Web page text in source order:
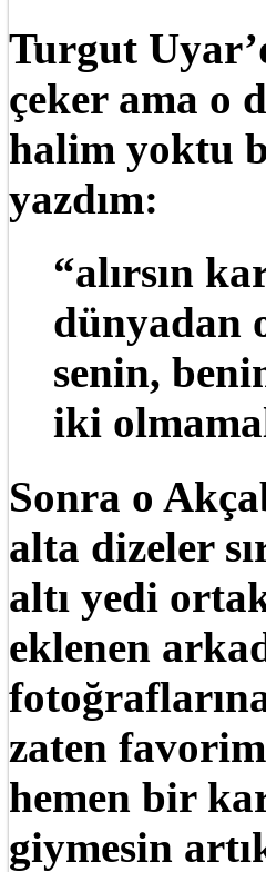
Turgut
çeker ama o
halim yoktu
yazdım:
“alırsın
dünyadan
senin,
iki
Sonra o
alta dizeler
altı yedi
eklenen
zaten
hemen bir
giymesin